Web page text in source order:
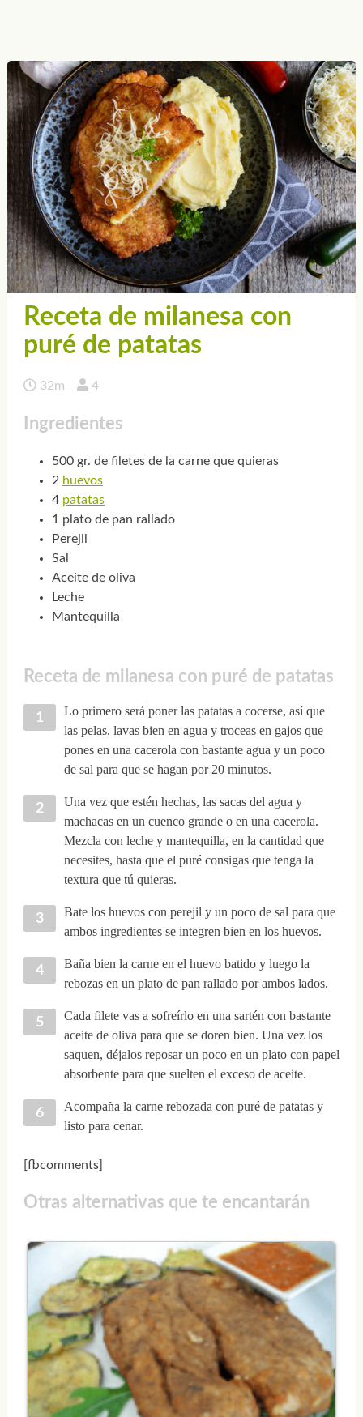
Receta de milanesa con
puré de patatas
32m 4
Ingredientes
500 gr. de filetes de la carne que quieras
2 huevos
4 patatas
1 plato de pan rallado
Perejil
Sal
Aceite de oliva
Leche
Mantequilla
Receta de milanesa con puré de patatas
Lo primero será poner las patatas a cocerse, así que
las pelas, lavas bien en agua y troceas en gajos que
pones en una cacerola con bastante agua y un poco
de sal para que se hagan por 20 minutos.
Una vez que estén hechas, las sacas del agua y
machacas en un cuenco grande o en una cacerola.
Mezcla con leche y mantequilla, en la cantidad que
necesites, hasta que el puré consigas que tenga la
textura que tú quieras.
Bate los huevos con perejil y un poco de sal para que
ambos ingredientes se integren bien en los huevos.
Baña bien la carne en el huevo batido y luego la
rebozas en un plato de pan rallado por ambos lados.
Cada filete vas a sofreírlo en una sartén con bastante
aceite de oliva para que se doren bien. Una vez los
saquen, déjalos reposar un poco en un plato con papel
absorbente para que suelten el exceso de aceite.
Acompaña la carne rebozada con puré de patatas y
listo para cenar.
[fbcomments]
Otras alternativas que te encantarán